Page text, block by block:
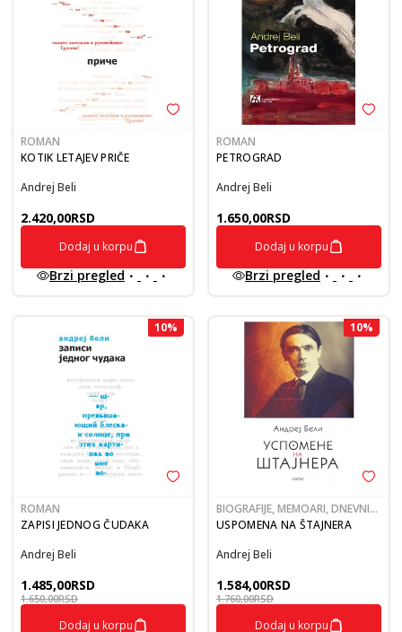
ROMAN
KOTIK LETAJEV PRIČE
Andrej Beli
2.420,00RSD
Dodaj u korpu
Brzi pregled
ROMAN
PETROGRAD
Andrej Beli
1.650,00RSD
Dodaj u korpu
Brzi pregled
10%
ROMAN
ZAPISI JEDNOG ČUDAKA
Andrej Beli
1.485,00RSD
1.650,00RSD
Dodaj u korpu
10%
BIOGRAFIJE, MEMOARI, DNEVNICI,
PISMA
USPOMENA NA ŠTAJNERA
Andrej Beli
1.584,00RSD
1.760,00RSD
Dodaj u korpu